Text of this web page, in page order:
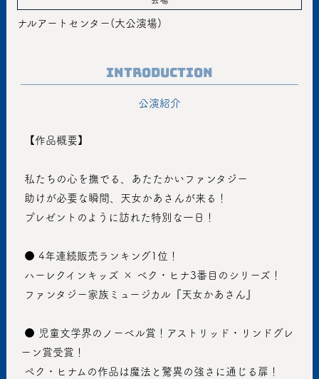
ナルアートセンター(大公演場)
Introduction
公演紹介
【作品概要】
私たちの心を撫でる、あたたかいファンタジー
助けが必要な瞬間、天女かあさんが来る！
プレゼントのように訪れた特別な一日！
● 4年連続販売ランキング1位！
ハーレクインキッズ × ベク・ヒナ3番目のシリーズ！
ファンタジー家族ミュージカル『天女かあさん』
ーン賞受賞！